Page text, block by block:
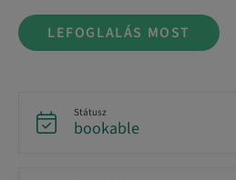
LEFOGLALÁS MOST
Státusz
bookable